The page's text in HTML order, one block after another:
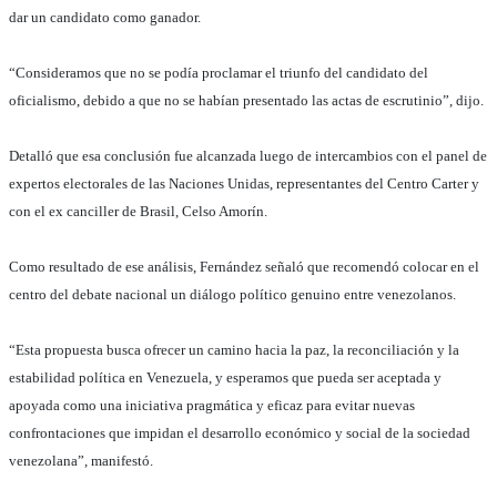
dar un candidato como ganador.
“Consideramos que no se podía proclamar el triunfo del candidato del
oficialismo, debido a que no se habían presentado las actas de escrutinio”, dijo.
Detalló que esa conclusión fue alcanzada luego de intercambios con el panel de
expertos electorales de las Naciones Unidas, representantes del Centro Carter y
con el ex canciller de Brasil, Celso Amorín.
Como resultado de ese análisis, Fernández señaló que recomendó colocar en el
centro del debate nacional un diálogo político genuino entre venezolanos.
“Esta propuesta busca ofrecer un camino hacia la paz, la reconciliación y la
estabilidad política en Venezuela, y esperamos que pueda ser aceptada y
apoyada como una iniciativa pragmática y eficaz para evitar nuevas
confrontaciones que impidan el desarrollo económico y social de la sociedad
venezolana”, manifestó.